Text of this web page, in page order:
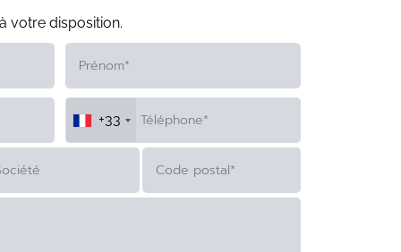
votre disposition.
+33